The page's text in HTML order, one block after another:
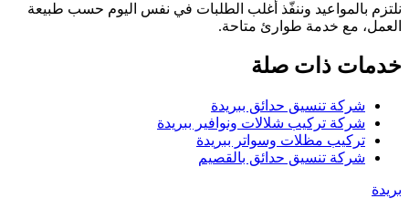
نلتزم بالمواعيد وننفّذ أغلب الطلبات في نفس اليوم حسب طبيعة
العمل، مع خدمة طوارئ متاحة.
خدمات ذات صلة
شركة تنسيق حدائق ببريدة
شركة تركيب شلالات ونوافير ببريدة
تركيب مظلات وسواتر ببريدة
شركة تنسيق حدائق بالقصيم
بريدة